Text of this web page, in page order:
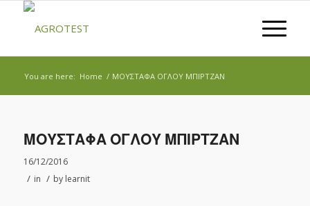
You are here: Home / ΜΟΥΣΤΑΦΑ ΟΓΛΟΥ ΜΠΙΡΤΖΑΝ
ΜΟΥΣΤΑΦΑ ΟΓΛΟΥ ΜΠΙΡΤΖΑΝ
16/12/2016
/ in / by learnit